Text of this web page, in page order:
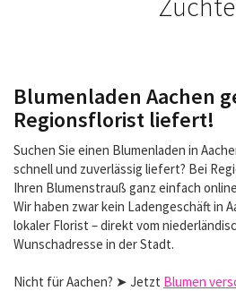
Blumenladen Aachen
Regionsflorist liefert!
Suchen Sie einen Blumenladen in
schnell und zuverlässig liefert? Bei
Ihren Blumenstrauß ganz einfach
Wir haben zwar kein Ladengeschäft in
lokaler Florist – direkt vom
Wunschadresse in der Stadt.
Nicht für Aachen? ➤ Jetzt Blumen